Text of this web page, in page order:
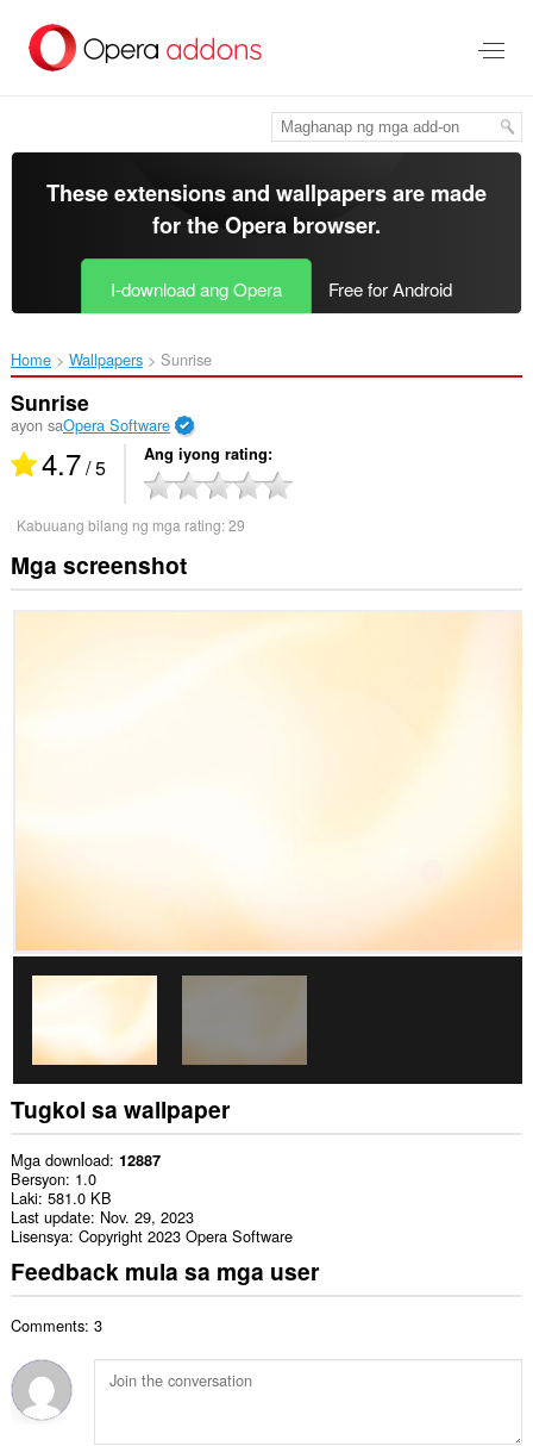
pangunahing
These extensions and wallpapers are made
for theOpera browser.
I-download ang Opera Free for Android
Home Wallpapers Sunrise‎
Sunrise
ayon saOpera Software
4.7/ 5 Ang iyong rating
Kabuuang bilang ng mga rating:29
Mga screenshot
Tugkol sa wallpaper
Mga download 12887
Bersyon 1.0
Laki 581.0 KB
Last update Nov. 29, 2023
Lisensya Copyright 2023 Opera Software
Feedback mula sa mga user
Comments: 3